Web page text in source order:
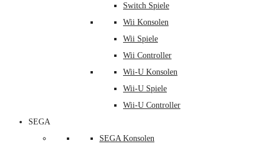
Switch Spiele
Wii Konsolen
Wii Spiele
Wii Controller
Wii-U Konsolen
Wii-U Spiele
Wii-U Controller
SEGA
SEGA Konsolen